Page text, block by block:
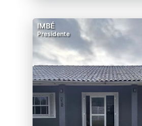
IMBÉ
Presidente